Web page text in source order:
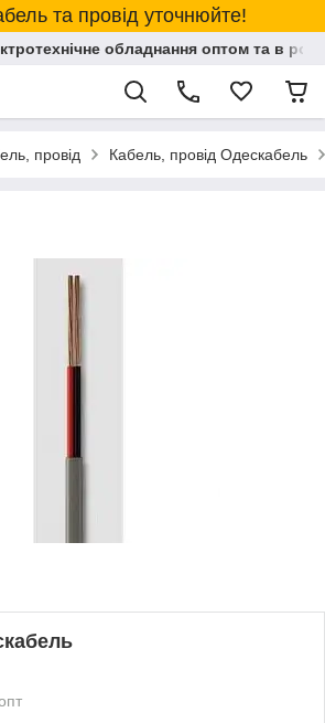
та провід уточнюйте!
обладнання оптом та в
провід Кабель, провід Одескабель